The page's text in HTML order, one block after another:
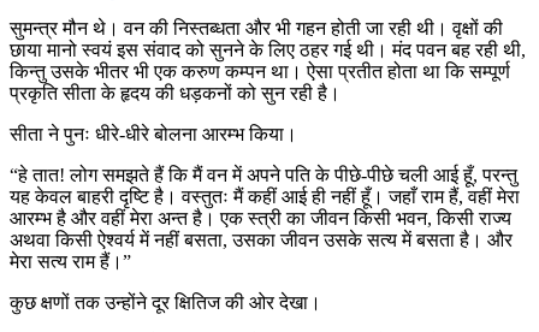
सुमन्त्र मौन थे। वन की निस्तब्धता और भी गहन होती जा रही थी। वृक्षों की
छाया मानो स्वयं इस संवाद को सुनने के लिए ठहर गई थी। मंद पवन बह रही थी,
किन्तु उसके भीतर भी एक करुण कम्पन था। ऐसा प्रतीत होता था कि सम्पूर्ण
प्रकृति सीता के हृदय की धड़कनों को सुन रही है।
सीता ने पुनः धीरे-धीरे बोलना आरम्भ किया।
“हे तात! लोग समझते हैं कि मैं वन में अपने पति के पीछे-पीछे चली आई हूँ, परन्तु
यह केवल बाहरी दृष्टि है। वस्तुतः मैं कहीं आई ही नहीं हूँ। जहाँ राम हैं, वहीं मेरा
आरम्भ है और वहीं मेरा अन्त है। एक स्त्री का जीवन किसी भवन, किसी राज्य
अथवा किसी ऐश्वर्य में नहीं बसता, उसका जीवन उसके सत्य में बसता है। और
मेरा सत्य राम हैं।”
कुछ क्षणों तक उन्होंने दूर क्षितिज की ओर देखा।